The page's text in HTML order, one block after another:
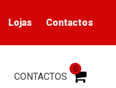
Lojas Contactos
CONTACTOS
0